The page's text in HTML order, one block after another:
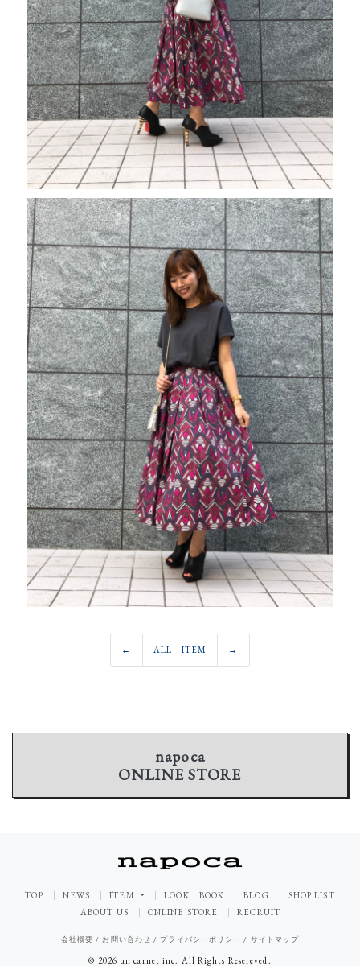
← ALL ITEM →
napoca
ONLINE STORE
TOP NEWS ITEM LOOK BOOK BLOG
SHOP LIST
ABOUT US
ONLINE STORE RECRUIT
会社概要 /お問い合わせ / プライバシーポリシー / サイトマップ
© 2026 un carnet inc. All Rights Resereved.